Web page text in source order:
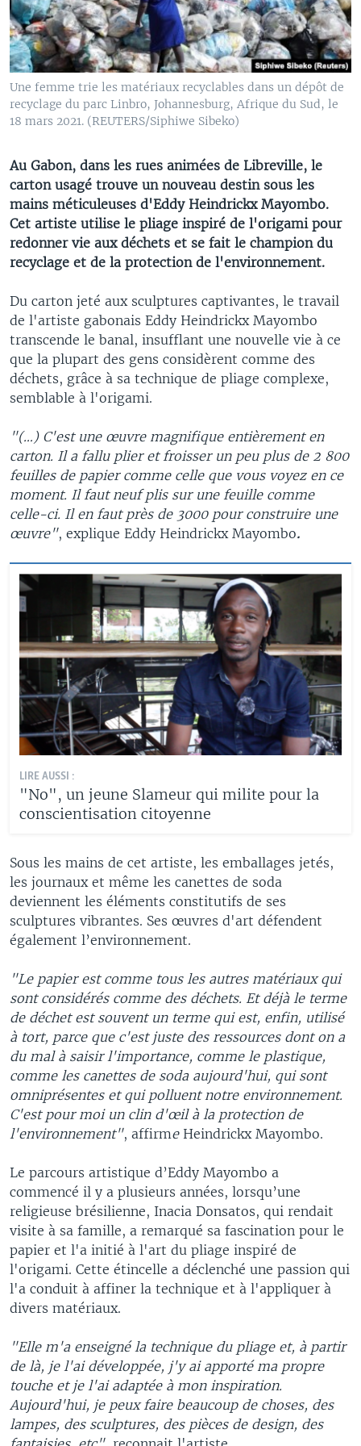
Une femme trie les matériaux recyclables dans un dépôt de
recyclage du parc Linbro, Johannesburg, Afrique du Sud, le
18 mars 2021. (REUTERS/Siphiwe Sibeko)
Au Gabon, dans les rues animées de Libreville, le
carton usagé trouve un nouveau destin sous les
mains méticuleuses d'Eddy Heindrickx Mayombo.
Cet artiste utilise le pliage inspiré de l'origami pour
redonner vie aux déchets et se fait le champion du
recyclage et de la protection de l'environnement.
Du carton jeté aux sculptures captivantes, le travail
de l'artiste gabonais Eddy Heindrickx Mayombo
transcende le banal, insufflant une nouvelle vie à ce
que la plupart des gens considèrent comme des
déchets, grâce à sa technique de pliage complexe,
semblable à l'origami.
"(…) C'est une œuvre magnifique entièrement en
carton. Il a fallu plier et froisser un peu plus de 2 800
feuilles de papier comme celle que vous voyez en ce
moment. Il faut neuf plis sur une feuille comme
celle-ci. Il en faut près de 3000 pour construire une
œuvre", explique Eddy Heindrickx Mayombo.
LIRE AUSSI :
"No", un jeune Slameur qui milite pour la
conscientisation citoyenne
Sous les mains de cet artiste, les emballages jetés,
les journaux et même les canettes de soda
deviennent les éléments constitutifs de ses
sculptures vibrantes. Ses œuvres d'art défendent
également l’environnement.
"Le papier est comme tous les autres matériaux qui
sont considérés comme des déchets. Et déjà le terme
de déchet est souvent un terme qui est, enfin, utilisé
à tort, parce que c'est juste des ressources dont on a
du mal à saisir l'importance, comme le plastique,
comme les canettes de soda aujourd'hui, qui sont
omniprésentes et qui polluent notre environnement.
C'est pour moi un clin d'œil à la protection de
l'environnement", affirme Heindrickx Mayombo.
Le parcours artistique d’Eddy Mayombo a
commencé il y a plusieurs années, lorsqu’une
religieuse brésilienne, Inacia Donsatos, qui rendait
visite à sa famille, a remarqué sa fascination pour le
papier et l'a initié à l'art du pliage inspiré de
l'origami. Cette étincelle a déclenché une passion qui
l'a conduit à affiner la technique et à l'appliquer à
divers matériaux.
"Elle m'a enseigné la technique du pliage et, à partir
de là, je l'ai développée, j'y ai apporté ma propre
touche et je l'ai adaptée à mon inspiration.
Aujourd'hui, je peux faire beaucoup de choses, des
lampes, des sculptures, des pièces de design, des